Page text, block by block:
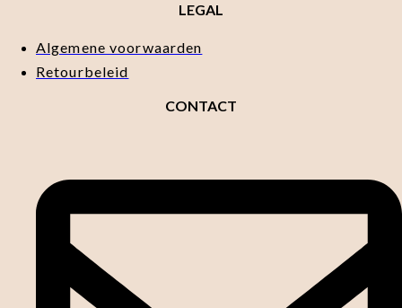
LEGAL
Algemene voorwaarden
Retourbeleid
CONTACT